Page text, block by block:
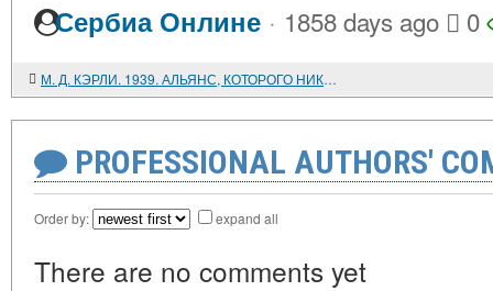
Сербиа Онлине · 1858 days ago 0
М. Д. КЭРЛИ. 1939. АЛЬЯНС, КОТОРОГО НИКОГДА НЕ БЫЛО, И НАЧАЛО ВТОРОЙ МИРОВОЙ ВОЙНЫ. ЧИКАГО, 2000
PROFESSIONAL AUTHORS'
Order by: expand all
There are no comments yet